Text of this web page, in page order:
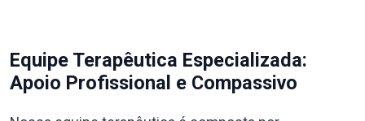
Equipe Terapêutica Especializada:
Apoio Profissional e Compassivo